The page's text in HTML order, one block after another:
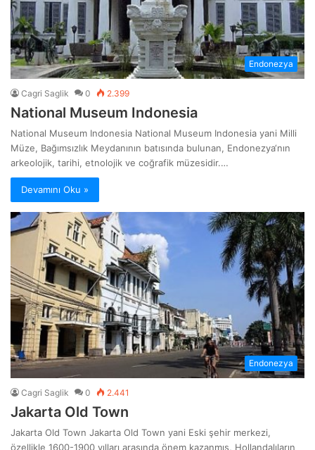
Endonezya
Cagri Saglik 0 2.399
National Museum Indonesia
National Museum Indonesia National Museum Indonesia yani Milli
Müze, Bağımsızlık Meydanının batısında bulunan, Endonezya‘nın
arkeolojik, tarihi, etnolojik ve coğrafik müzesidir.…
Devamını Oku »
Endonezya
Cagri Saglik 0 2.441
Jakarta Old Town
Jakarta Old Town Jakarta Old Town yani Eski şehir merkezi,
özellikle 1600-1900 yılları arasında önem kazanmış, Hollandalıların